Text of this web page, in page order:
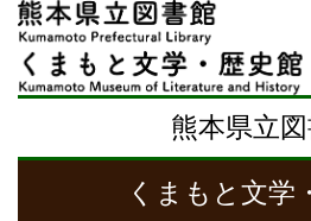
熊本県立
くまもと文学